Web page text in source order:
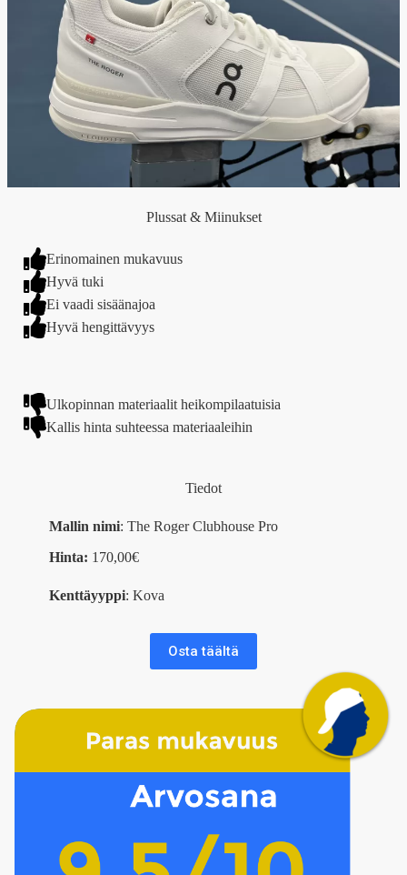
Plussat & Miinukset
Erinomainen mukavuus
Hyvä tuki
Ei vaadi sisäänajoa
Hyvä hengittävyys
Ulkopinnan materiaalit heikompilaatuisia
Kallis hinta suhteessa materiaaleihin
Tiedot
Mallin nimi: The Roger Clubhouse Pro
Hinta: 170,00€
Kenttäyyppi: Kova
Osta täältä